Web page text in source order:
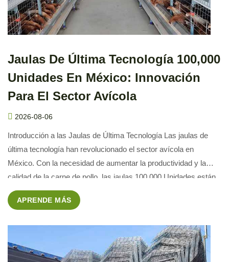
Jaulas De Última Tecnología 100,000
Unidades En México: Innovación
Para El Sector Avícola
2026-08-06
Introducción a las Jaulas de Última Tecnología Las jaulas de
última tecnología han revolucionado el sector avícola en
México. Con la necesidad de aumentar la productividad y la
calidad de la carne de pollo, las jaulas 100,000 Unidades están
diseñadas para ofrecer las mejores condiciones de cría para los
animales. Características Clave de las Jaulas […]
APRENDE MÁS